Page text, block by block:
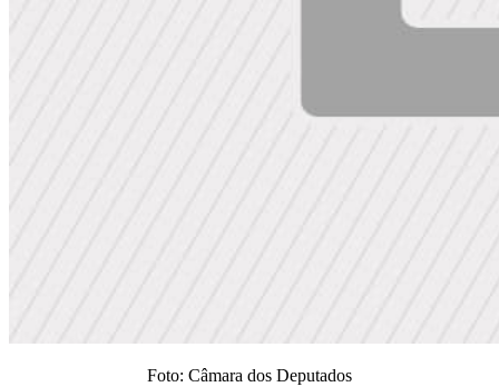
Foto: Câmara dos Deputados